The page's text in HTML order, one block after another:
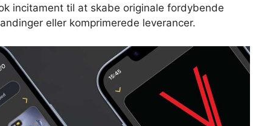
incitament til at skabe originale fordybende
eller komprimerede leverancer.